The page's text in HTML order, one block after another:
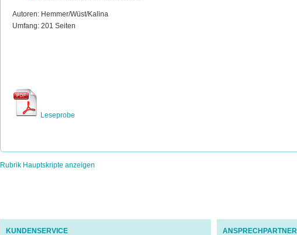
Autoren: Hemmer/Wüst/Kalina
Umfang: 201 Seiten
Leseprobe
Rubrik Hauptskripte anzeigen
KUNDENSERVICE
ANSPRECHPARTNER